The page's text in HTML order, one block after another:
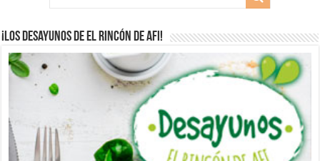
¡Los desayunos de El Rincón de Afi!